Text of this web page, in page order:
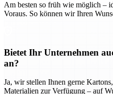
Am besten so früh wie möglich –
Voraus. So können wir Ihren
Bietet Ihr Unternehmen
an?
Ja, wir stellen Ihnen gerne
Materialien zur Verfügung – auf